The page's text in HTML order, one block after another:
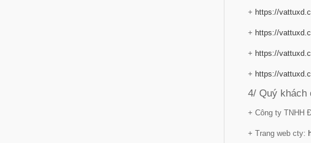
+ https://
+ https://
+ https://
+ https://
4/ Quý khách
+ Công ty TNHH
+ Trang web cty: